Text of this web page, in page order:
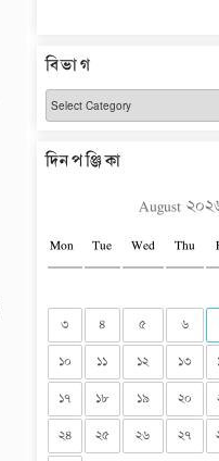
বিভাগ
বিভাগ
দিনপঞ্জিকা
August
Mon Tue Wed Thu
৩
৪ ৫ ৬
১০
১১ ১২ ১৩
১৭
১৮ ১৯ ২০
২৪
২৫ ২৬ ২৭